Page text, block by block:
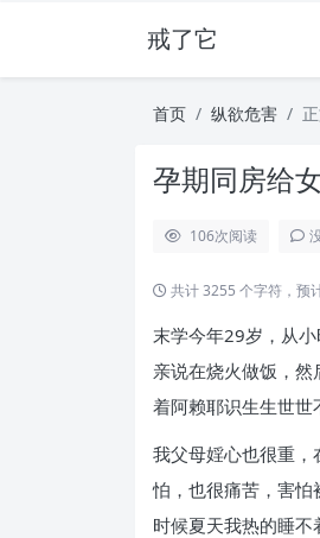
戒了它
首页 纵欲危害
孕期同房给
106次阅读
共计 3255 个字符，预
末学今年29岁，从
亲说在烧火做饭，
着阿赖耶识生生世世
我父母婬心也很重
怕，也很痛苦，害
时候夏天我热的睡